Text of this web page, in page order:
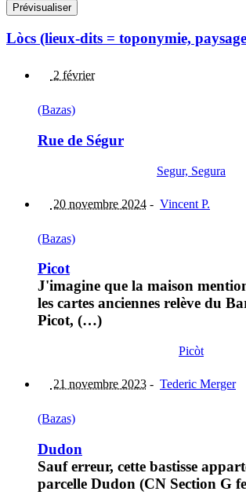
Lòcs (lieux-dits = toponymie,
2 février
(Bazas)
Rue de Ségur
Segur, Segura
20 novembre 2024 - Vincent P.
(Bazas)
Picot
J'imagine que la maison
les cartes anciennes relève du
Picot, (…)
Picòt
21 novembre 2023 - Tederic Merger
(Bazas)
Dudon
Sauf erreur, cette bastisse
parcelle Dudon (CN Section G